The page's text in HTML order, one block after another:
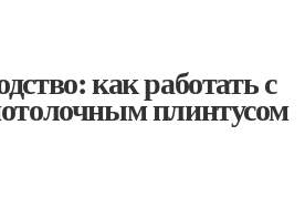
как работать с
плинтусом